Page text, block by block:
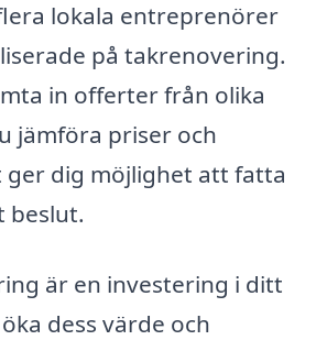
lokala entreprenörer
på takrenovering.
in offerter från olika
jämföra priser och
ger dig möjlighet att fatta
beslut.
är en investering i ditt
dess värde och